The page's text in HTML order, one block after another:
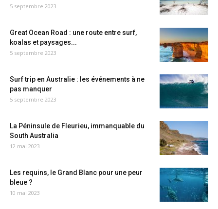
5 septembre 2023
Great Ocean Road : une route entre surf,
koalas et paysages...
5 septembre 2023
Surf trip en Australie : les événements à ne
pas manquer
5 septembre 2023
La Péninsule de Fleurieu, immanquable du
South Australia
12 mai 2023
Les requins, le Grand Blanc pour une peur
bleue ?
10 mai 2023